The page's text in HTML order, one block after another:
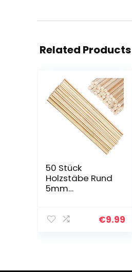
Related Products
50 Stück
Holzstäbe Rund
5mm
30CM
€9.99